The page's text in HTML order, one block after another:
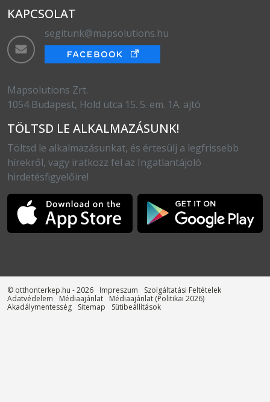
KAPCSOLAT
segitunk@mapsolutions.hu
Mapsolutions Zrt.
1054 Budapest, Hold utca 15. 5. em. 1A. ajtó
TÖLTSD LE ALKALMAZÁSUNK!
Töltsd le alkalmazásunkat, és értesülj a legfrissebb
hírekről, vagy iratkozz fel az Ingatlantájoló
hirdetésfigyelőire!
© otthonterkep.hu - 2026 Impreszum
Szolgáltatási Feltételek
Adatvédelem
Médiaajánlat
Médiaajánlat (Politikai 2026)
Akadálymentesség
Sitemap Sütibeállítások